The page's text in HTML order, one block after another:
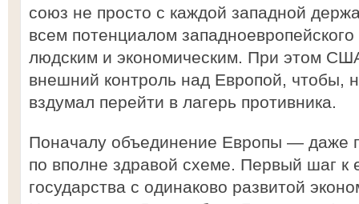
союз не просто с каждой западной
всем потенциалом
людским и экономическим. При этом
внешний контроль над Европой, чтобы,
вздумал перейти в лагерь противника.
Поначалу объединение Европы —
по вполне здравой схеме. Первый шаг к
государства с одинаково развитой